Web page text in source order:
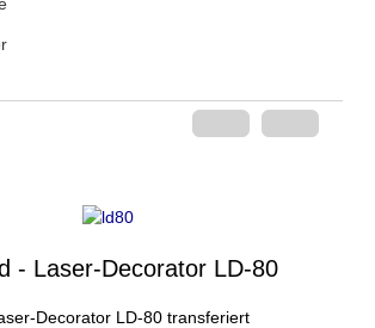
- Laser-Decorator LD-80
Decorator LD-80 transferiert